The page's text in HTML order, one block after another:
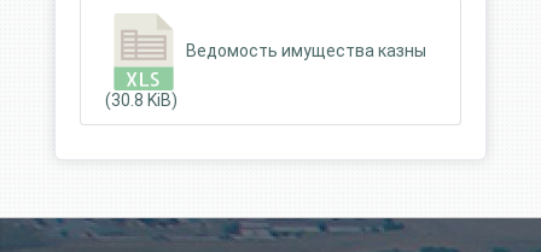
Ведомость имущества казны
(30.8 KiB)